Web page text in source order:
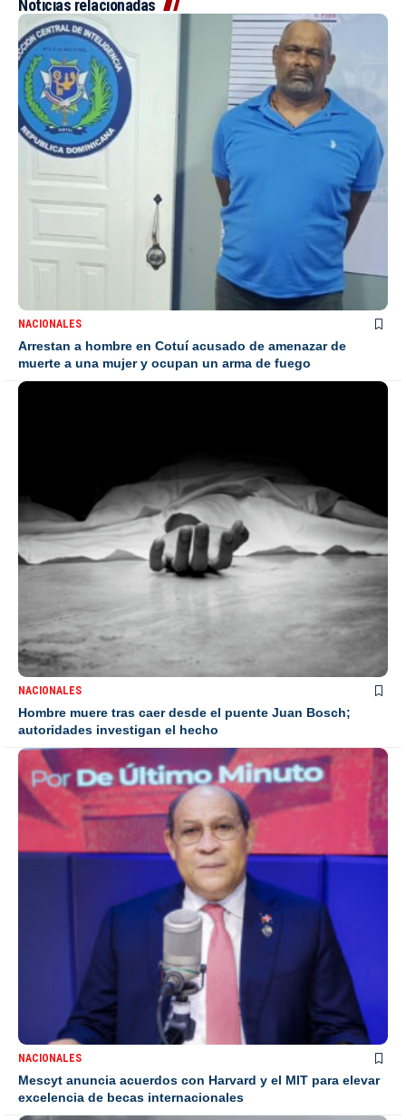
Noticias relacionadas
NACIONALES
Arrestan a hombre en Cotuí acusado de amenazar de
muerte a una mujer y ocupan un arma de fuego
NACIONALES
Hombre muere tras caer desde el puente Juan Bosch;
autoridades investigan el hecho
NACIONALES
Mescyt anuncia acuerdos con Harvard y el MIT para elevar
excelencia de becas internacionales